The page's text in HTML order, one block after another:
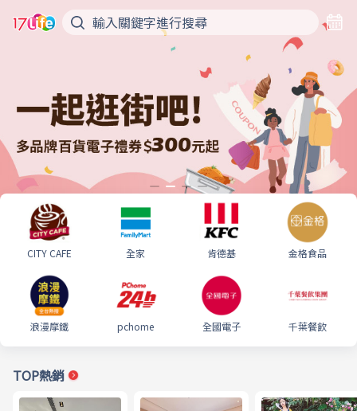
CITY CAFE 全家 肯德基 金格食品
浪漫摩鐵 pchome 全國電子 千葉餐飲
TOP熱銷